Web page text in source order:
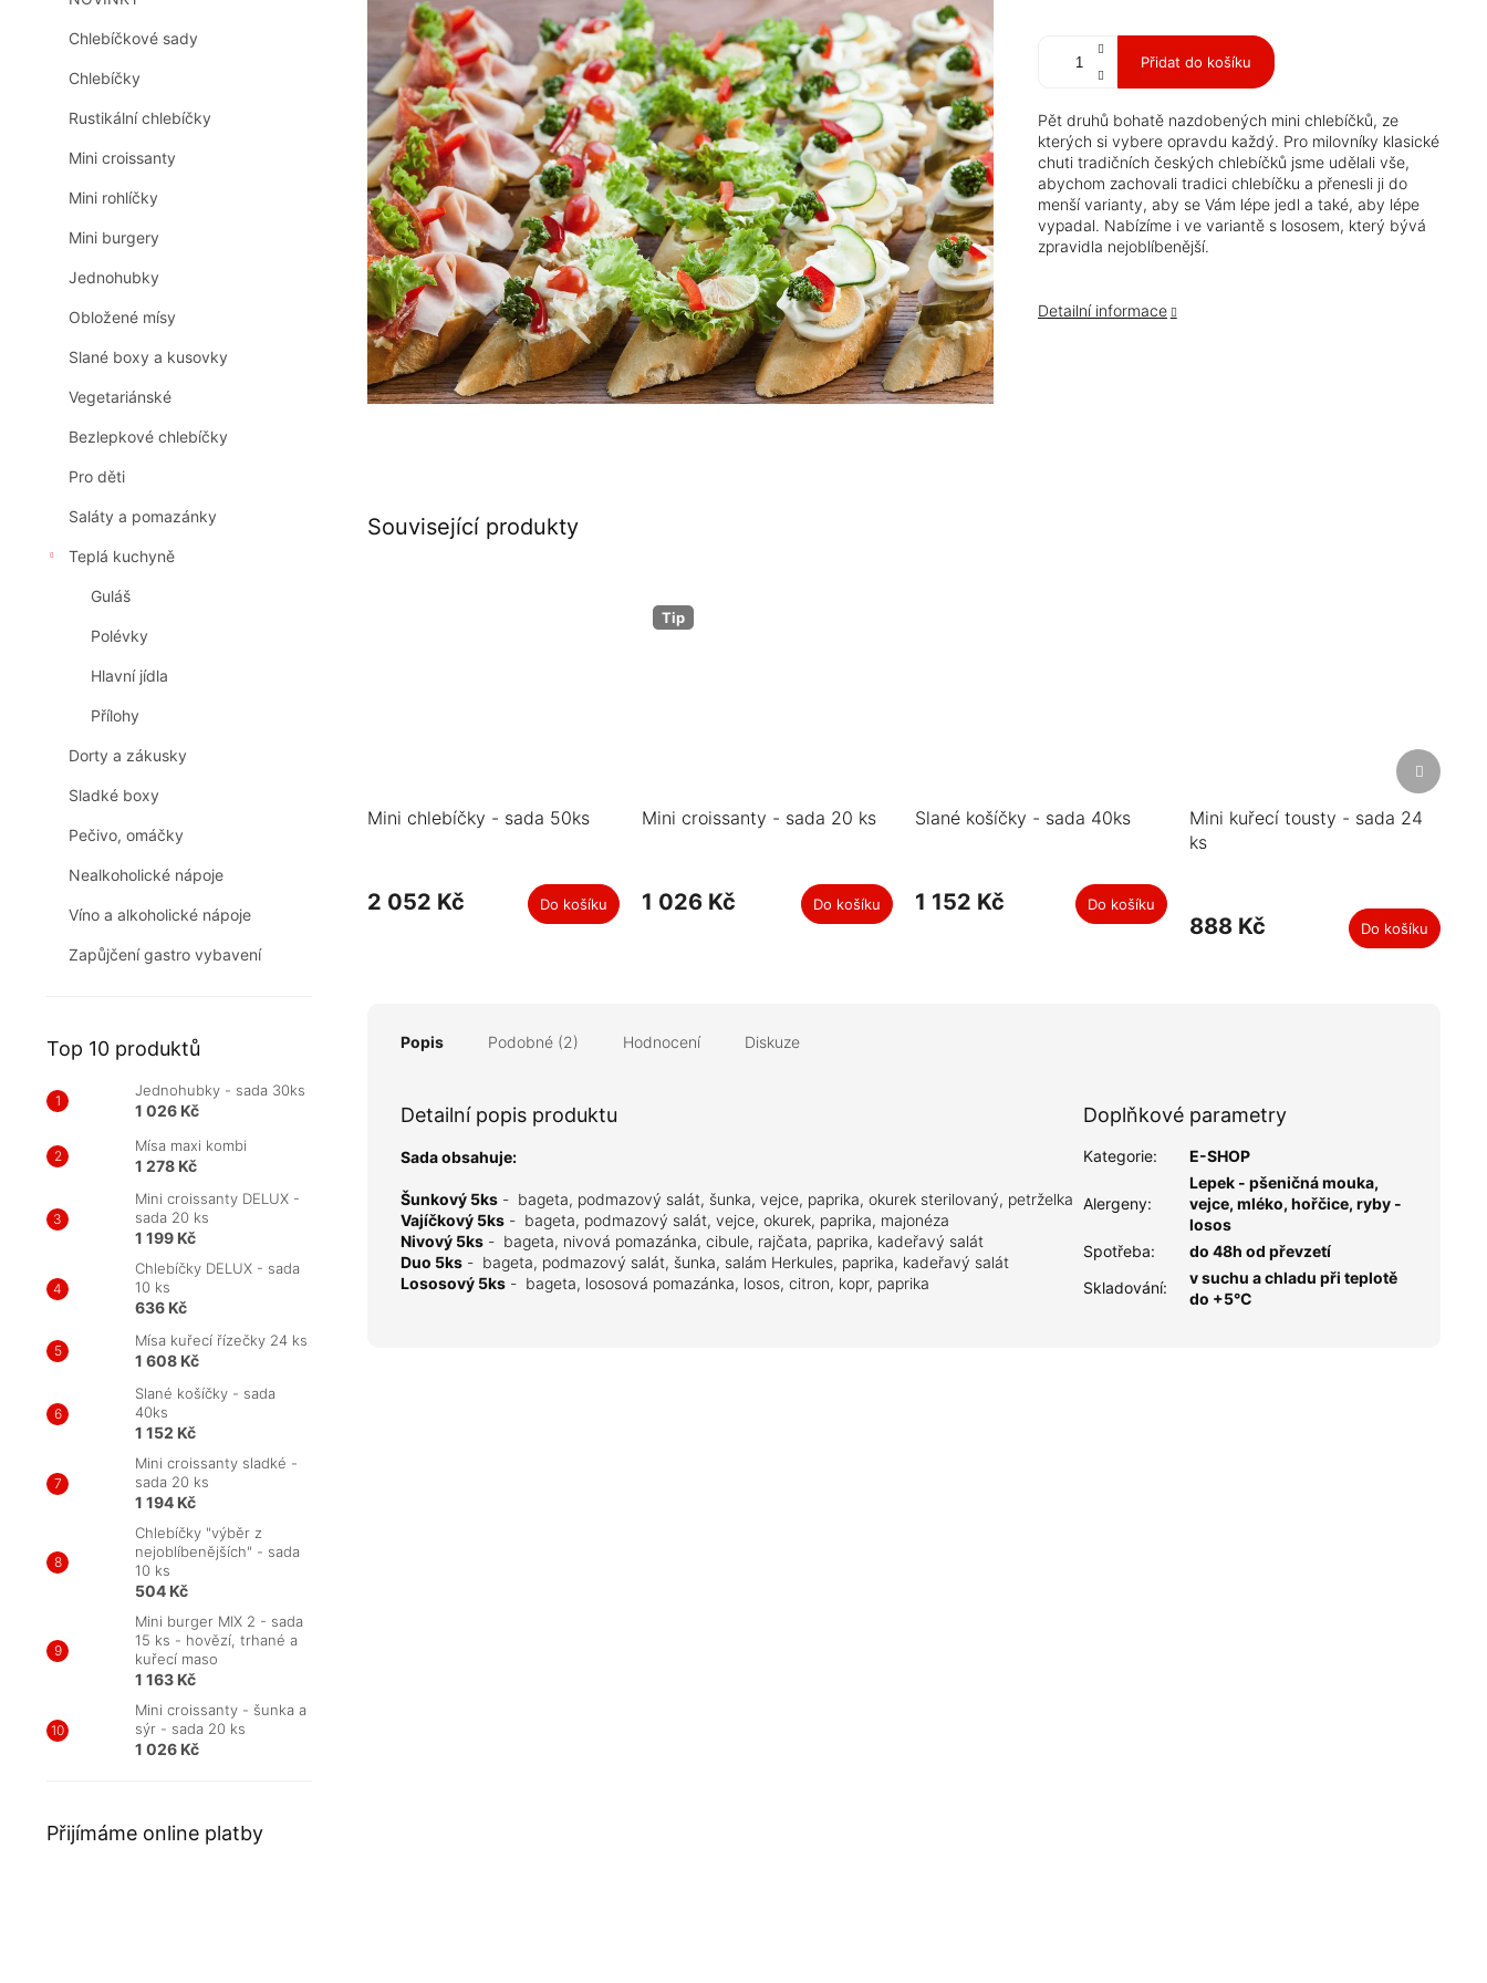
Chlebíčkové sady
Chlebíčky
Rustikální chlebíčky
Mini croissanty
Mini rohlíčky
Mini burgery
Jednohubky
Obložené mísy
Slané boxy a kusovky
Vegetariánské
Bezlepkové chlebíčky
Pro děti
Saláty a pomazánky
Teplá kuchyně
Guláš
Polévky
Hlavní jídla
Přílohy
Dorty a zákusky
Sladké boxy
Pečivo, omáčky
Nealkoholické nápoje
Víno a alkoholické nápoje
Zapůjčení gastro vybavení
Top 10 produktů
Jednohubky - sada 30ks
1 026 Kč
Mísa maxi kombi
1 278 Kč
Mini croissanty DELUX -
sada 20 ks
1 199 Kč
Chlebíčky DELUX - sada
10 ks
636 Kč
Mísa kuřecí řízečky 24 ks
1 608 Kč
Slané košíčky - sada
40ks
1 152 Kč
Mini croissanty sladké -
sada 20 ks
1 194 Kč
Chlebíčky "výběr z
nejoblíbenějších" - sada
10 ks
504 Kč
Mini burger MIX 2 - sada
15 ks - hovězí, trhané a
kuřecí maso
1 163 Kč
Mini croissanty - šunka a
sýr - sada 20 ks
1 026 Kč
Přijímáme online platby
5
hvězdiček.
Přidat do košíku
Pět druhů bohatě nazdobených mini chlebíčků, ze
kterých si vybere opravdu každý. Pro milovníky klasické
chuti tradičních českých chlebíčků jsme udělali vše,
abychom zachovali tradici chlebíčku a přenesli ji do
menší varianty, aby se Vám lépe jedl a také, aby lépe
vypadal. Nabízíme i ve variantě s lososem, který bývá
zpravidla nejoblíbenější.
Detailní informace
Související produkty
Mini chlebíčky - sada 50ks
2 052 Kč Do košíku
Tip
Mini croissanty - sada 20 ks
1 026 Kč Do košíku
Slané košíčky - sada 40ks
1 152 Kč Do košíku
Mini kuřecí tousty - sada 24
ks
888 Kč Do košíku
Další
produkt
Popis Podobné (2) Hodnocení Diskuze
Detailní popis produktu
Sada obsahuje:
Šunkový 5ks - bageta, podmazový salát, šunka, vejce, paprika, okurek sterilovaný, petrželka
Vajíčkový 5ks - bageta, podmazový salát, vejce, okurek, paprika, majonéza
Nivový 5ks - bageta, nivová pomazánka, cibule, rajčata, paprika, kadeřavý salát
Duo 5ks - bageta, podmazový salát, šunka, salám Herkules, paprika, kadeřavý salát
Lososový 5ks - bageta, lososová pomazánka, losos, citron, kopr, paprika
Doplňkové parametry
Kategorie: E-SHOP
Alergeny:
Lepek - pšeničná mouka,
vejce, mléko, hořčice, ryby -
losos
Spotřeba:
do 48h od převzetí
Skladování:
v suchu a chladu při teplotě
do +5°C